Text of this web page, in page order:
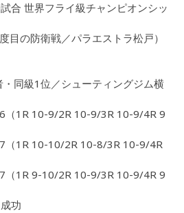
合 世界フライ級チャンピオンシッ
目の防衛戦／パラエストラ松戸）
同級1位／シューティングジム横
（1R 10-9/2R 10-9/3R 10-9/4R 9
10-10/2R 10-8/3R 10-9/4R
9-10/2R 10-9/3R 10-9/4R 9
功